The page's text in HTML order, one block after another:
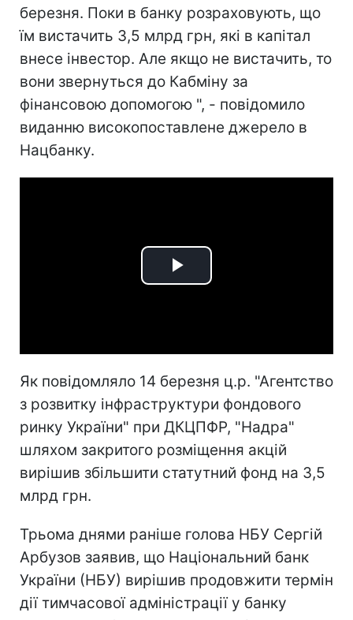
березня. Поки в банку розраховують, що
їм вистачить 3,5 млрд грн, які в капітал
внесе інвестор. Але якщо не вистачить, то
вони звернуться до Кабміну за
фінансовою допомогою ", - повідомило
виданню високопоставлене джерело в
Нацбанку.
Play
Як повідомляло 14 березня ц.р. "Агентство
з розвитку інфраструктури фондового
ринку України" при ДКЦПФР, "Надра"
шляхом закритого розміщення акцій
вирішив збільшити статутний фонд на 3,5
млрд грн.
Трьома днями раніше голова НБУ Сергій
Арбузов заявив, що Національний банк
України (НБУ) вирішив продовжити термін
дії тимчасової адміністрації у банку